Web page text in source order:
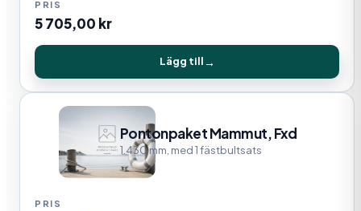
5 705,00 kr
Lägg till
Pontonpaket Mammut, Fxd
1.430 mm, med 1 fästbultsats